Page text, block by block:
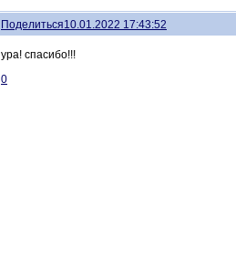
Поделиться10.01.2022 17:43:52
ура! спасибо!!!
0